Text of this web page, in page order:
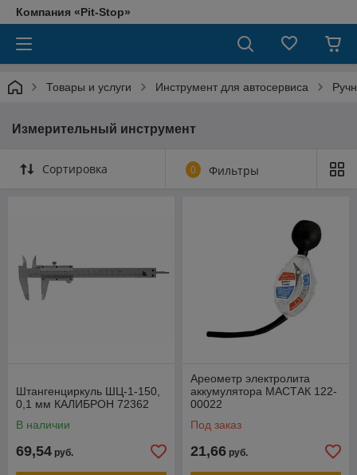
Компания «Pit-Stop»
Товары и услуги Инструмент для автосервиса
Измерительный инструмент
Сортировка 0 Фильтры
Штангенциркуль ШЦ-1-150,
0,1 мм КАЛИБРОН 72362
В наличии
69,54 руб.
Ареометр электролита
аккумулятора МАСТАК 122-
00022
Под заказ
21,66 руб.